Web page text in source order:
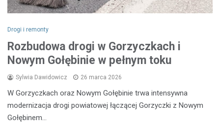
Drogi i remonty
Rozbudowa drogi w Gorzyczkach i
Nowym Gołębinie w pełnym toku
Sylwia Dawidowicz 26 marca 2026
W Gorzyczkach oraz Nowym Gołębinie trwa intensywna
modernizacja drogi powiatowej łączącej Gorzyczki z Nowym
Gołębinem…